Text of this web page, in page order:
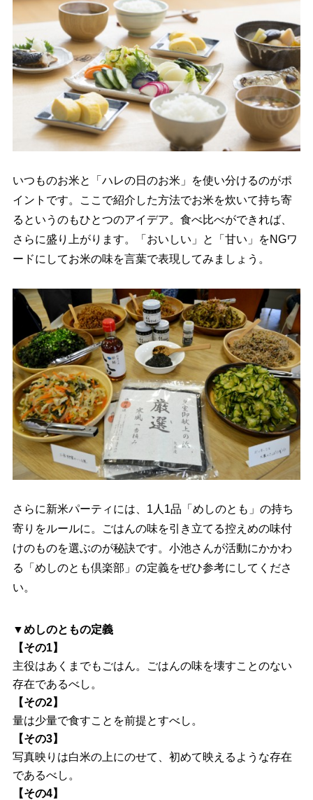
いつものお米と「ハレの日のお米」を使い分けるのがポ
イントです。ここで紹介した方法でお米を炊いて持ち寄
るというのもひとつのアイデア。食べ比べができれば、
さらに盛り上がります。「おいしい」と「甘い」をNGワ
ードにしてお米の味を言葉で表現してみましょう。
さらに新米パーティには、1人1品「めしのとも」の持ち
寄りをルールに。ごはんの味を引き立てる控えめの味付
けのものを選ぶのが秘訣です。小池さんが活動にかかわ
る「めしのとも倶楽部」の定義をぜひ参考にしてくださ
い。
▼めしのともの定義
【その1】
主役はあくまでもごはん。ごはんの味を壊すことのない
存在であるべし。
【その2】
量は少量で食すことを前提とすべし。
【その3】
写真映りは白米の上にのせて、初めて映えるような存在
であるべし。
【その4】